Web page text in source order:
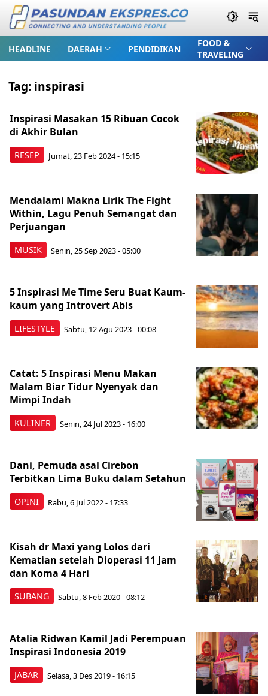
HEADLINE DAERAH PENDIDIKAN
FOOD &
TRAVELING
Tag: inspirasi
RESEP
Inspirasi Masakan 15 Ribuan Cocok
di Akhir Bulan
Jumat, 23 Feb 2024 - 15:15
MUSIK
Mendalami Makna Lirik The Fight
Within, Lagu Penuh Semangat dan
Perjuangan
Senin, 25 Sep 2023 - 05:00
LIFESTYLE
5 Inspirasi Me Time Seru Buat Kaum-
kaum yang Introvert Abis
Sabtu, 12 Agu 2023 - 00:08
KULINER
Catat: 5 Inspirasi Menu Makan
Malam Biar Tidur Nyenyak dan
Mimpi Indah
Senin, 24 Jul 2023 - 16:00
OPINI
Dani, Pemuda asal Cirebon
Terbitkan Lima Buku dalam Setahun
Rabu, 6 Jul 2022 - 17:33
SUBANG
Kisah dr Maxi yang Lolos dari
Kematian setelah Dioperasi 11 Jam
dan Koma 4 Hari
Sabtu, 8 Feb 2020 - 08:12
JABAR
Atalia Ridwan Kamil Jadi Perempuan
Inspirasi Indonesia 2019
Selasa, 3 Des 2019 - 16:15